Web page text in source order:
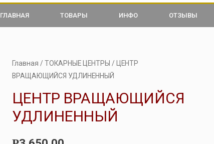
ГЛАВНАЯ ТОВАРЫ ИНФО ОТЗЫВЫ
Главная / ТОКАРНЫЕ ЦЕНТРЫ / ЦЕНТР
ВРАЩАЮЩИЙСЯ УДЛИНЕННЫЙ
ЦЕНТР ВРАЩАЮЩИЙСЯ
УДЛИНЕННЫЙ